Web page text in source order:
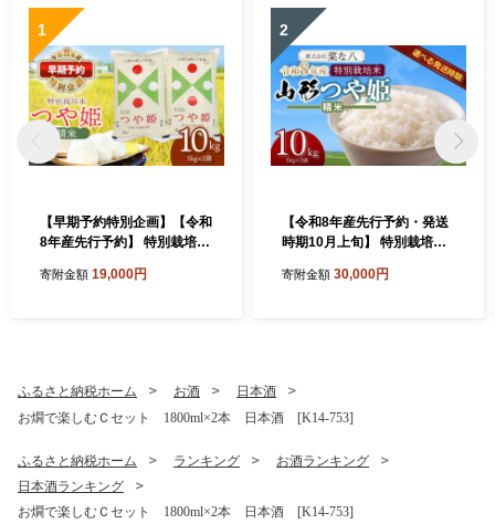
1
【早期予約特別企画】【令和
8年産先行予約】 特別栽培米
山形県鶴岡産 鶴岡協同ファ
寄附金額 19,000円
2
【令和8年産先行予約・発送
時期10月上旬】 特別栽培米
2) 山形県鶴岡市産 株式会
寄附金額 30,000円
ふるさと納税ホーム お酒
日本酒
お燗で楽しむＣセット 1800ml×2本 日本酒 [K14-753]
ふるさと納税ホーム ランキング
お酒ランキング
日本酒ランキング
お燗で楽しむＣセット 1800ml×2本 日本酒 [K14-753]